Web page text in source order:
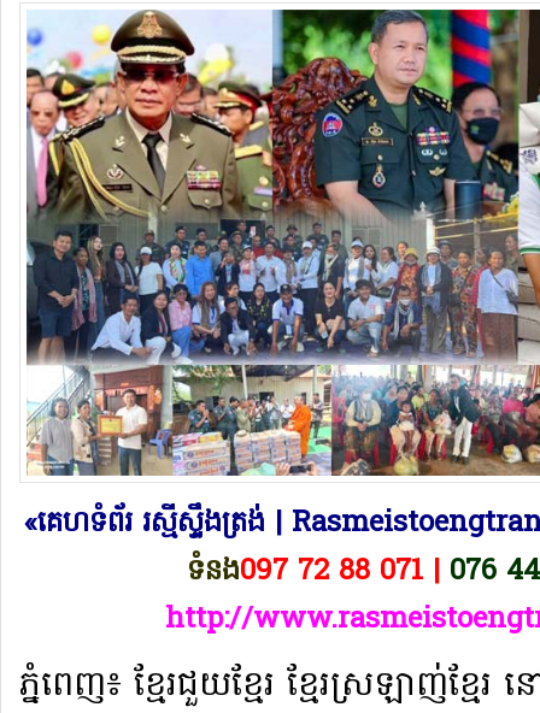
«គេហទំព័រ រស្មីស្ទឹងត្រង់ |
ទំនង097 72 88 071 | 076
http://
ភ្នំពេញ​៖ ខ្មែរ​ជួយ​ខ្មែរ ខ្មែរ​ស្រឡាញ់​ខ្